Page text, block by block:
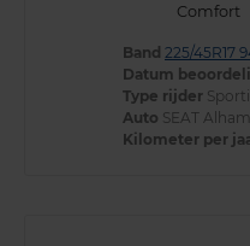
Comfort
Band 225/45R17
Datum
Type rijder
Auto SEAT
Kilometer per